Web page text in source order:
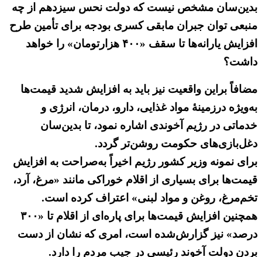
بدین‌سان مشخص نیست که دولت نحس سیزدهم از چه
منبعی توان جبران مابقی کسری بودجه برای تأمین طرح
افزایش یارانه‌ها تا سقف «۴۰۰ هزارتومان» را خواهد
داشت؟
مضافاً براین واقعیت نیز باید به افزایش شدید قیمت‌ها
به‌ویژه درزمینهٔ مواد غذایی، دارو، درمان، انرژی و
خدماتی در رژیم آخوندی اشاره نمود، تا بدین‌سان
دغل‌بازی‌های حکومت روشن‌تر گردد.
برای نمونه وزیر کشور رژیم اخیراً به‌صراحت به افزایش
قیمت‌ها برای بسیاری از اقلام خوراکی مانند «مرغ، آرد،
تخم‌مرغ، روغن و مواد لبنی» اعتراف کرده است.
همچنین افزایش قیمت‌ها برای پاره‌ای از اقلام تا «۳۰۰
درصد» نیز گزارش‌شده است، امری که نشان از دست
بردن دولت آخوند رئیسی در جیب مردم را دارد.